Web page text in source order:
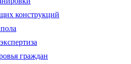
конструкций
граждан